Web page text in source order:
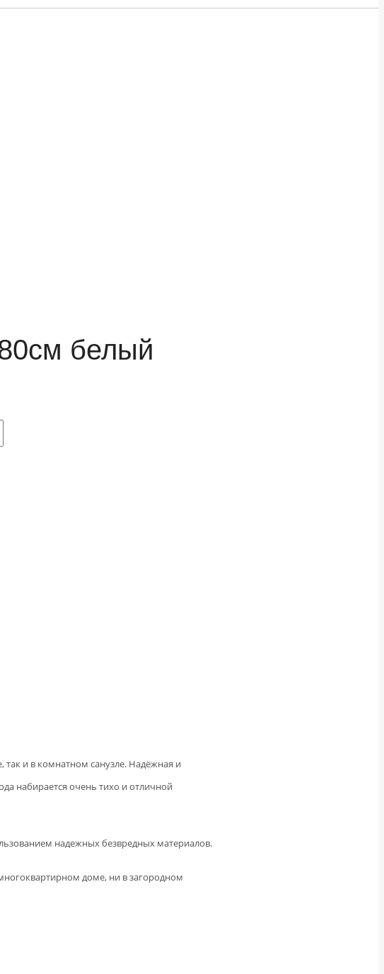
белый
и в комнатном санузле. Надёжная и
набирается очень тихо и отличной
надежных безвредных материалов.
доме, ни в загородном